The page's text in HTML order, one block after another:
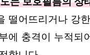
떨어뜨리거나 강
에 충격이 누적되